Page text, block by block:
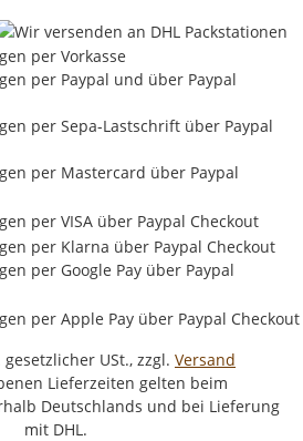
USt., zzgl. Versand
Lieferzeiten gelten beim
Deutschlands und bei Lieferung
mit DHL.